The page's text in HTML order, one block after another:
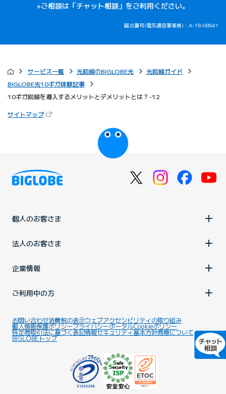
※ご相談は「チャット相談」をご利用ください。
届出番号(電気通信事業者)：A-18-08841
サービス一覧 光回線のBIGLOBE光
光回線ガイド
BIGLOBE光10ギガ体験記事
10ギガ回線を導入するメリットとデメリットとは？-12
サイトマップ（新しいタブで開きます）
びっぷるのページ
個人のお客さま
法人のお客さま
企業情報
ご利用中の方
お問い合わせ消費税の表示ウェブアクセシビリティの取り組み
個人情報保護ポリシープライバシーポータルCookieポリシー
特定商取引法に基づく表記情報セキュリティ基本方針商標について
BIGLOBEトップ